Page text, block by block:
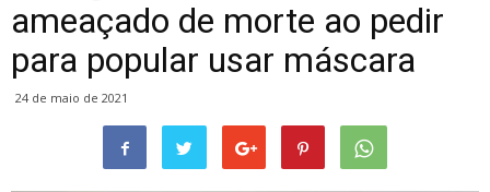
ameaçado de morte ao pedir
para popular usar máscara
24 de maio de 2021